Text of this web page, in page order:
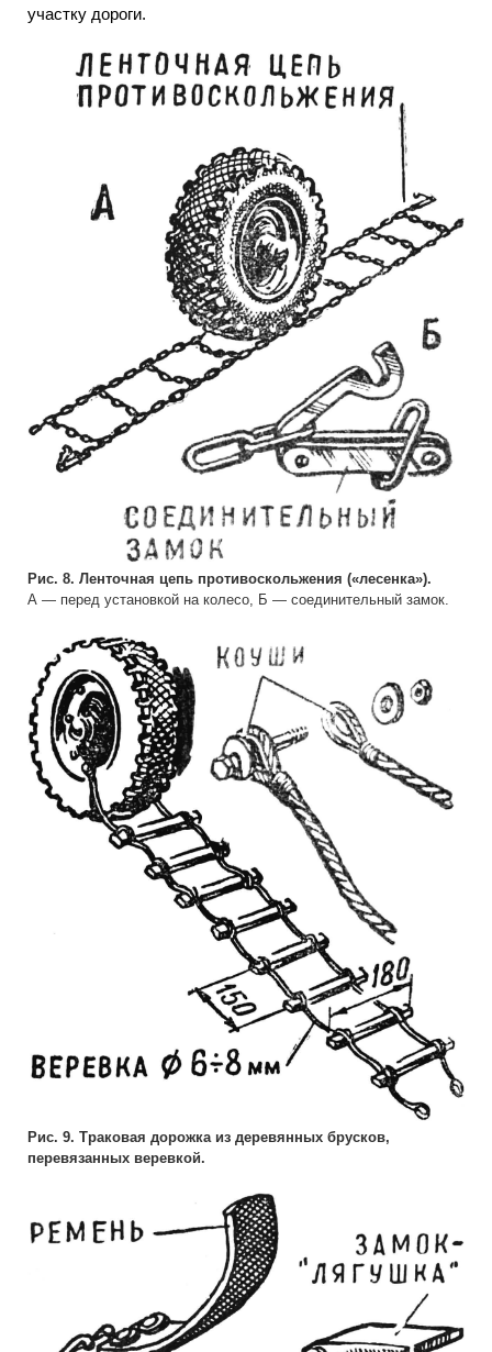
участку дороги.
Рис. 8. Ленточная цепь противоскольжения («лесенка»).
А — перед установкой на колесо, Б — соединительный замок.
Рис. 9. Траковая дорожка из деревянных брусков,
перевязанных веревкой.